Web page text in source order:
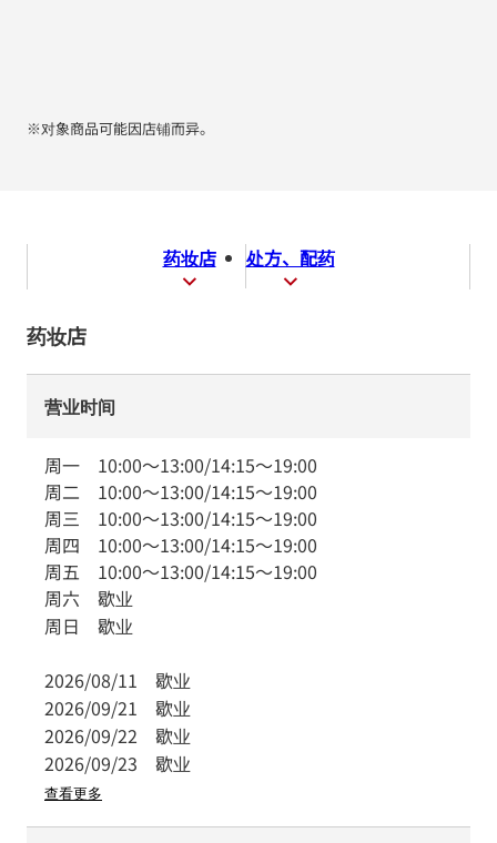
※对象商品可能因店铺而异。
药妆店 处方、配药
药妆店
营业时间
周一 10:00～13:00/14:15～19:00
周二 10:00～13:00/14:15～19:00
周三 10:00～13:00/14:15～19:00
周四 10:00～13:00/14:15～19:00
周五 10:00～13:00/14:15～19:00
周六 歇业
周日 歇业
2026/08/11 歇业
2026/09/21 歇业
2026/09/22 歇业
2026/09/23 歇业
查看更多